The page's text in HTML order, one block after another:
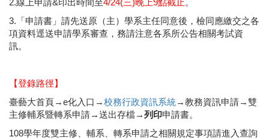
2.線上申請&印出時間至4/24(三)晚上9點截止 。
3.「申請書」請先送原（主）學系主任同意後，檢同應繳交之各
項資料逕送申請學系審查，務請注意各系所公告相關考試資
訊。
【登錄路徑】
臺藝大首頁→e化入口→校務行政資訊系統→教務資訊申請→雙
主修輔系暨轉系申請→送出存檔→列印申請書。
108學年度雙主修、輔系、轉系申請之相關規定事項請進入查詢